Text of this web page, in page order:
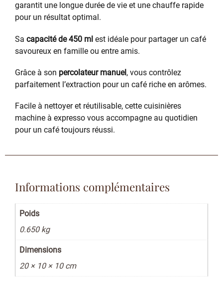
garantit une longue durée de vie et une chauffe rapide
pour un résultat optimal.
Sa capacité de 450 ml est idéale pour partager un café
savoureux en famille ou entre amis.
Grâce à son percolateur manuel, vous contrôlez
parfaitement l’extraction pour un café riche en arômes.
Facile à nettoyer et réutilisable, cette cuisinières
machine à expresso vous accompagne au quotidien
pour un café toujours réussi.
Informations complémentaires
Poids
0.650 kg
Dimensions
20 × 10 × 10 cm